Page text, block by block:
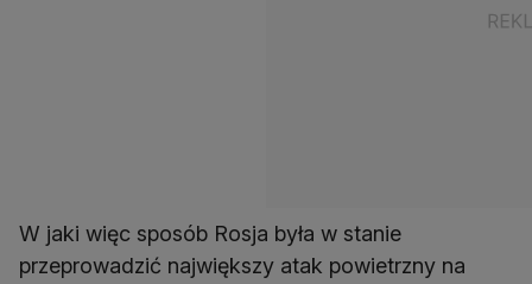
W jaki więc sposób Rosja była w stanie
przeprowadzić największy atak powietrzny na